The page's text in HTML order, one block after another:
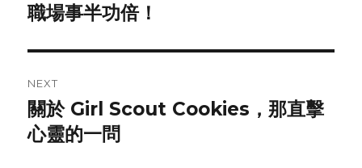
post:
職場事半功倍！
NEXT
Next
post:
關於 Girl Scout Cookies，那直擊
心靈的一問